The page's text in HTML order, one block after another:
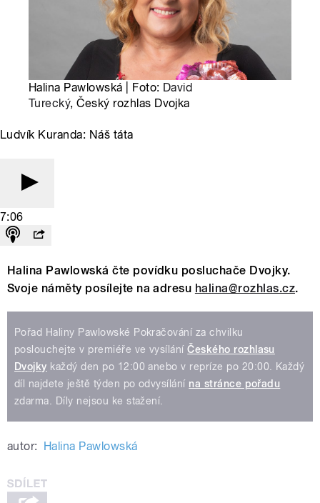
Halina Pawlowská | Foto: David
Turecký, Český rozhlas Dvojka
Ludvík Kuranda: Náš táta
7:06
Halina Pawlowská čte povídku posluchače Dvojky.
Svoje náměty posílejte na adresu halina@rozhlas.cz.
Pořad Haliny Pawlowské Pokračování za chvilku
poslouchejte v premiéře ve vysíláníČeského rozhlasu
Dvojky každý den po 12:00 anebo v repríze po 20:00. Každý
díl najdete ještě týden po odvysílání na stránce pořadu
zdarma. Díly nejsou ke stažení.
autor: Halina Pawlowská